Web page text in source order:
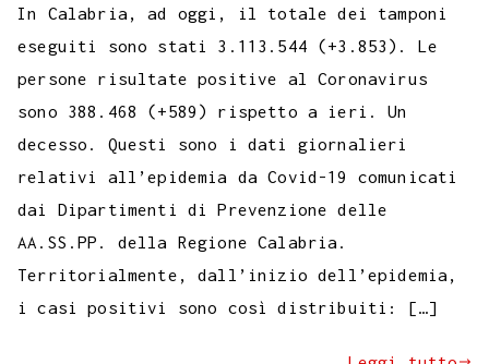
In Calabria, ad oggi, il totale dei tamponi
eseguiti sono stati 3.113.544 (+3.853). Le
persone risultate positive al Coronavirus
sono 388.468 (+589) rispetto a ieri. Un
decesso. Questi sono i dati giornalieri
relativi all’epidemia da Covid-19 comunicati
dai Dipartimenti di Prevenzione delle
AA.SS.PP. della Regione Calabria.
Territorialmente, dall’inizio dell’epidemia,
i casi positivi sono così distribuiti: […]